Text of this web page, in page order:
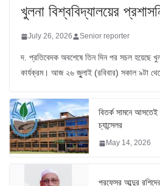
খুলনা বিশ্ববিদ্যালয়ের
July 26, 2026 Senior reporter
দ. প্রতিবেদক অবশেষে তিন দিন পর সচল হয়েছে
কার্যক্রম। আজ ২৬ জুুলাই (রবিবার) সকাল ৯টা
বিতর্ক সামনে
চ্যান্সেলর
May 14, 2026
প্রফেসর আব্দুর